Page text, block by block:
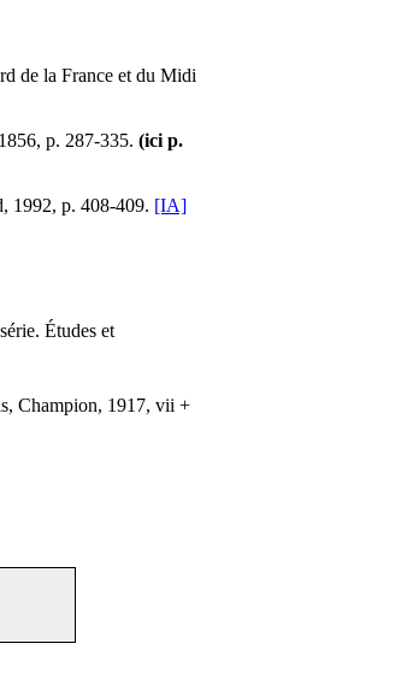
de la France et du Midi
p. 287-335. (ici p.
1992, p. 408-409. [IA]
Études et
Champion, 1917, vii +